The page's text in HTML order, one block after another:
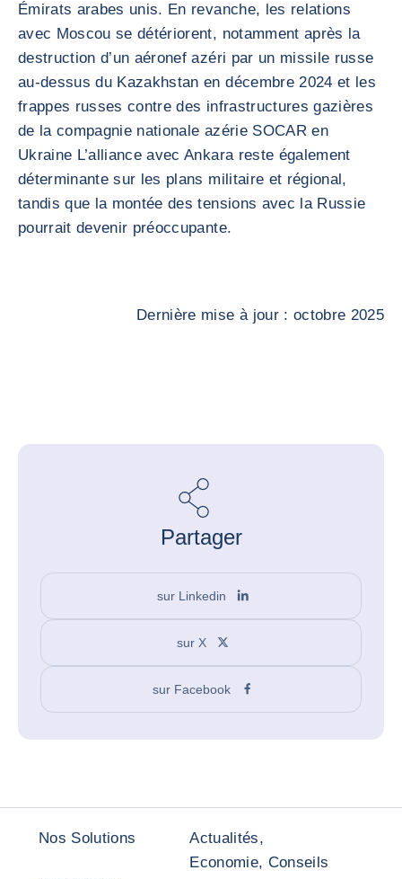
Émirats arabes unis. En revanche, les relations
avec Moscou se détériorent, notamment après la
destruction d’un aéronef azéri par un missile russe
au-dessus du Kazakhstan en décembre 2024 et les
frappes russes contre des infrastructures gazières
de la compagnie nationale azérie SOCAR en
Ukraine L’alliance avec Ankara reste également
déterminante sur les plans militaire et régional,
tandis que la montée des tensions avec la Russie
pourrait devenir préoccupante.
Dernière mise à jour : octobre 2025
Partager
sur Linkedin
sur X
sur Facebook
Nos Solutions
Actualités,
Economie, Conseils